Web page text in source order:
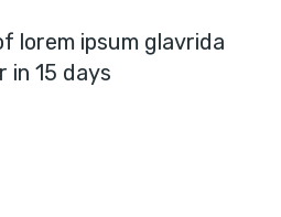
lorem ipsum glavrida
in 15 days